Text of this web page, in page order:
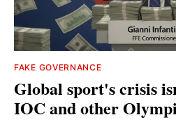
FAKE GOVERNANCE
Global sport's crisis
IOC and other